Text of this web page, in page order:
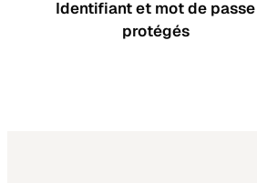
Identifiant et mot de passe
protégés